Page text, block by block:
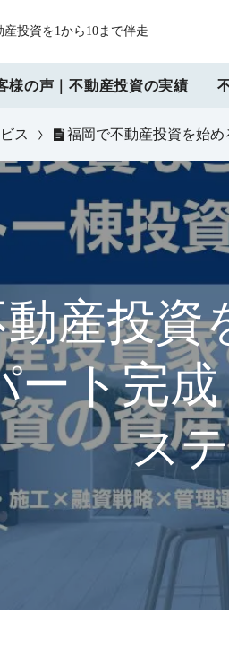
投資を1から10まで伴走
様の声｜不動産投資の実績
ス 福岡で不動産投資を始
産投資
ート完
ス